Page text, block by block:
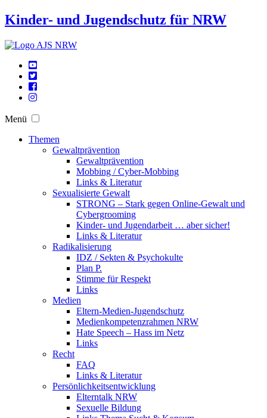
Kinder- und Jugendschutz für NRW
Menü
Themen
Gewaltprävention
Gewaltprävention
Mobbing / Cyber-Mobbing
Links & Literatur
Sexualisierte Gewalt
STRONG – Stark gegen Online-Gewalt und
Cybergrooming
Kinder- und Jugendarbeit … aber sicher!
Links & Literatur
Radikalisierung
IDZ / Sekten & Psychokulte
Plan P.
Stimme für Respekt
Links
Medien
Eltern-Medien-Jugendschutz
Medienkompetenzrahmen NRW
Hate Speech – Hass im Netz
Links
Recht
FAQ
Links & Literatur
Persönlichkeitsentwicklung
Elterntalk NRW
Sexuelle Bildung